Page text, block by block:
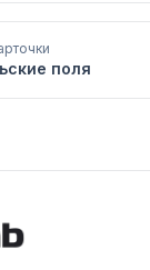
поля